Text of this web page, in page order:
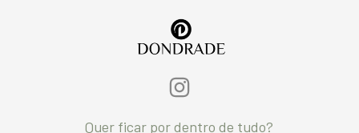
Quer ficar por dentro de tudo?